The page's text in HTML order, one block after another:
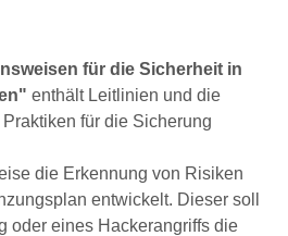
für die Sicherheit in
enthält Leitlinien und die
für die Sicherung
die Erkennung von Risiken
entwickelt. Dieser soll
oder eines Hackerangriffs die